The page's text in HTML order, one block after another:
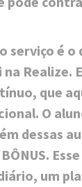
serviço é o
Realize.
que
O
dessas
um